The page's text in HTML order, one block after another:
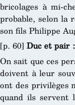
bricolages à mi-
probable, selon la
son fils Philippe
[p. 60] Duc et pair
On sait que ces
doivent à leur
ont des privilèges
quand ils servent